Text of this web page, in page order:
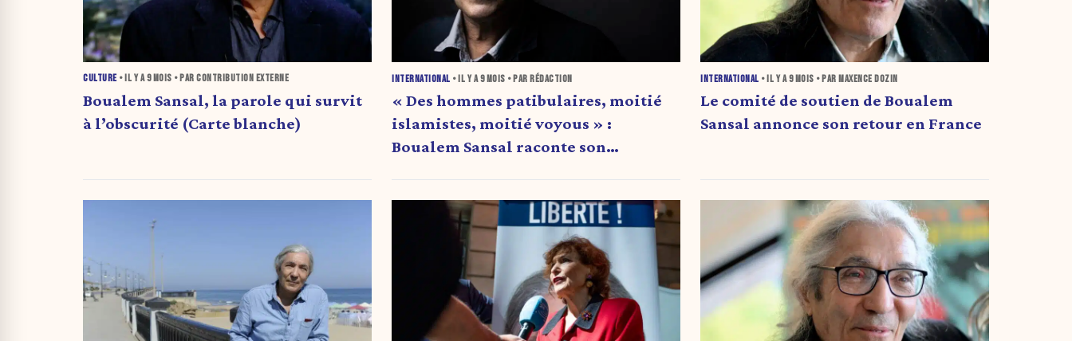
CULTURE • IL Y A9 MOIS • PAR CONTRIBUTION EXTERNE
Boualem Sansal, la parole qui survit
à l’obscurité (Carte blanche)
INTERNATIONAL • IL Y A9 MOIS • PAR RÉDACTION
« Des hommes patibulaires, moitié
islamistes, moitié voyous » :
Boualem Sansal raconte son
INTERNATIONAL • IL Y A9 MOIS • PAR MAXENCE DOZIN
Le comité de soutien de Boualem
Sansal annonce son retour en France